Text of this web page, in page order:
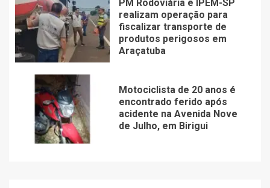
PM Rodoviária e IPEM-SP
realizam operação para
fiscalizar transporte de
produtos perigosos em
Araçatuba
Motociclista de 20 anos é
encontrado ferido após
acidente na Avenida Nove
de Julho, em Birigui